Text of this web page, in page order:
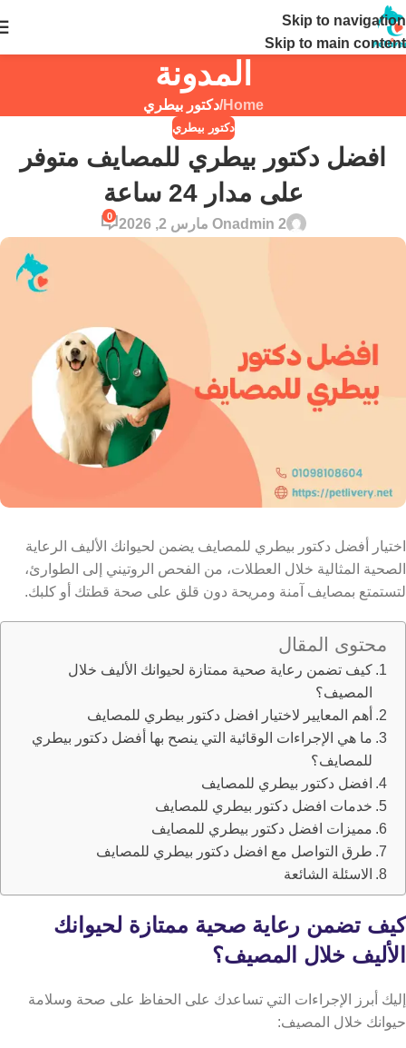
Skip to navigation
Skip to main content
المدونة
Home
/دكتور بيطري
دكتور بيطري
افضل دكتور بيطري للمصايف متوفر
على مدار 24 ساعة
admin 2On مارس 2, 2026
0
اختيار أفضل دكتور بيطري للمصايف يضمن لحيوانك الأليف الرعاية
الصحية المثالية خلال العطلات، من الفحص الروتيني إلى الطوارئ،
لتستمتع بمصايف آمنة ومريحة دون قلق على صحة قطتك أو كلبك.
محتوى المقال
كيف تضمن رعاية صحية ممتازة لحيوانك الأليف خلال
المصيف؟
أهم المعايير لاختيار افضل دكتور بيطري للمصايف
ما هي الإجراءات الوقائية التي ينصح بها أفضل دكتور بيطري
للمصايف؟
افضل دكتور بيطري للمصايف
خدمات افضل دكتور بيطري للمصايف
مميزات افضل دكتور بيطري للمصايف
طرق التواصل مع افضل دكتور بيطري للمصايف
الاسئلة الشائعة
كيف تضمن رعاية صحية ممتازة لحيوانك
الأليف خلال المصيف؟
إليك أبرز الإجراءات التي تساعدك على الحفاظ على صحة وسلامة
حيوانك خلال المصيف: